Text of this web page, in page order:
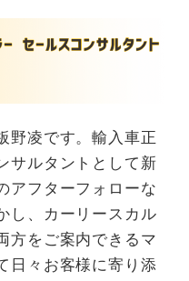
野凌です。輸入車正
サルタントとして新
アフターフォローな
し、カーリースカル
方をご案内できるマ
日々お客様に寄り添